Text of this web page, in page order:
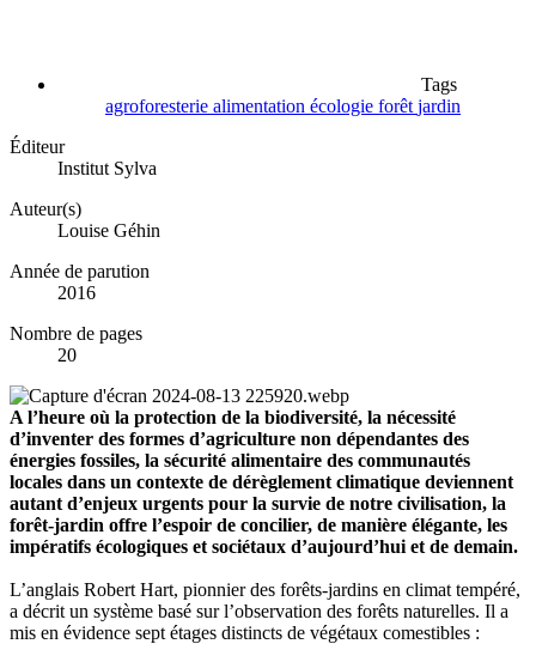
Tags
agroforesterie alimentation écologie forêt jardin
Éditeur
Institut Sylva
Auteur(s)
Louise Géhin
Année de parution
2016
Nombre de pages
20
A l’heure où la protection de la biodiversité, la nécessité
d’inventer des formes d’agriculture non dépendantes des
énergies fossiles, la sécurité alimentaire des communautés
locales dans un contexte de dérèglement climatique deviennent
autant d’enjeux urgents pour la survie de notre civilisation, la
forêt-jardin offre l’espoir de concilier, de manière élégante, les
impératifs écologiques et sociétaux d’aujourd’hui et de demain.
L’anglais Robert Hart, pionnier des forêts-jardins en climat tempéré,
a décrit un système basé sur l’observation des forêts naturelles. Il a
mis en évidence sept étages distincts de végétaux comestibles :